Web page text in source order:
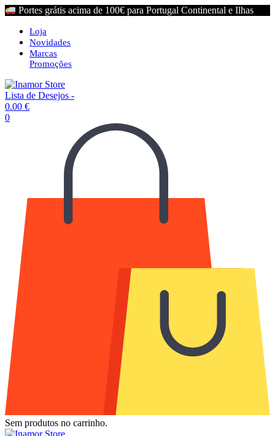
Portes grátis acima de 100€ para Portugal Continental e Ilhas
Loja
Novidades
Marcas
Promoções
Lista de Desejos -
0.00 €
0
Sem produtos no carrinho.